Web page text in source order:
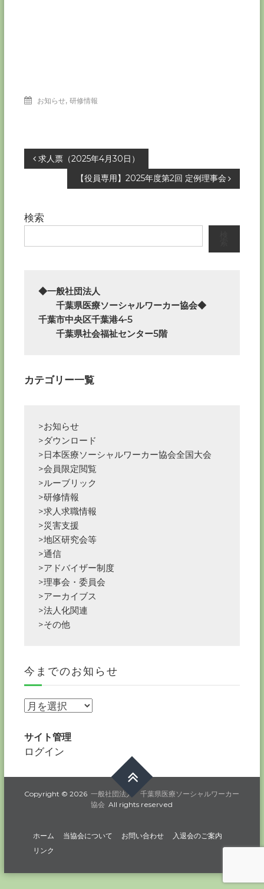
お知らせ,研修情報
投
ナ
ビ
ー
シ
ン
求人票（2025年4月30日）
【役員専用】2025年度第2回 定例理事会
検索
◆一般社団法人
千葉県医療ソーシャルワーカー協会◆
千葉市中央区千葉港4-5
千葉県社会福祉センター5階
カテゴリー一覧
>お知らせ
>ダウンロード
>日本医療ソーシャルワーカー協会全国大会
>会員限定閲覧
>ルーブリック
>研修情報
>求人求職情報
>災害支援
>地区研究会等
>通信
>アドバイザー制度
>理事会・委員会
>アーカイブス
>法人化関連
>その他
今までのお知らせ
今
で
の
知
ら
サイト管理
ログイン
Copyright © 2026一般社団法人 千葉県医療ソーシャルワーカー
協会 All rights reserved
ホーム 当協会について お問い合わせ
入退会のご案内
リンク